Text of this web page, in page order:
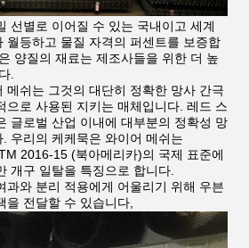
선별로 이어질 수 있는 국내이고 세계
월등하고 물질 자격의 퍼센트를 보증합
양질의 재료는 제조사들을 위한 더 높
.
메쉬는 그것의 대단히 정확한 망사 간극
으로 사용된 지키는 매체입니다. 레드 스
글로벌 산업 이내에 대부분의 정확성 망
우리의 케케묵은 와이어 메쉬는
2016-15 (북아메리카)의 국제 표준에
개구 일탈을 특징으로 합니다.
과와 분리 적용에게 어울리기 위해 우븐
을 전달할 수 있습니다,